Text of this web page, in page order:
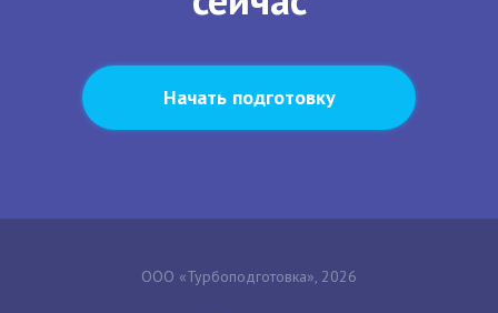
Начать подготовку
ООО «Турбоподготовка», 2026